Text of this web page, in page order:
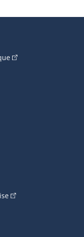
(Cet hyperlien
(Cet hyperlien
externe s'ouvrira
externe
s'ouvrira dans une